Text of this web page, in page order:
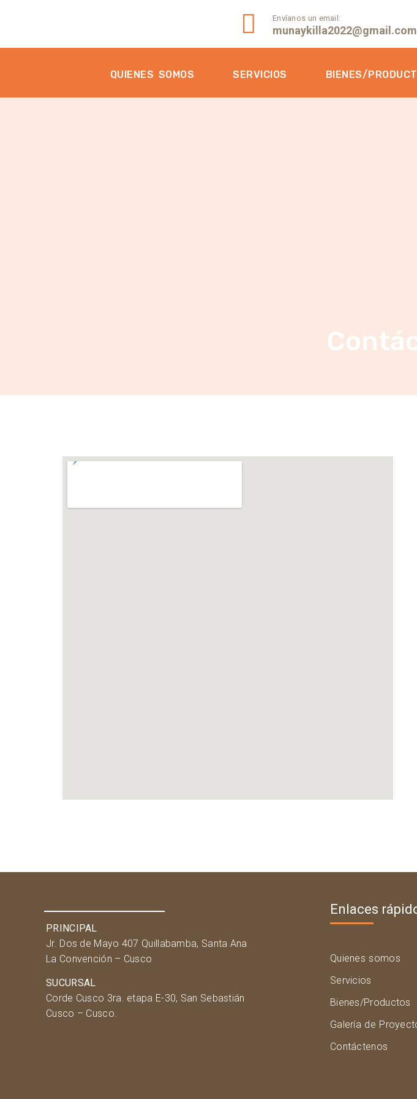
Envíanos un email:
munaykilla2022@gmail.com
QUIENES SOMOS SERVICIOS BIENES/
PRINCIPAL
Jr. Dos de Mayo 407 Quillabamba, Santa Ana
La Convención – Cusco
SUCURSAL
Corde Cusco 3ra. etapa E-30, San Sebastián
Cusco – Cusco.
Enlaces
Quienes somos
Servicios
Bienes/Productos
Galería de
Contáctenos